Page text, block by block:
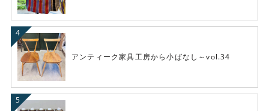
アンティーク家具工房から小ばなし～vol.34